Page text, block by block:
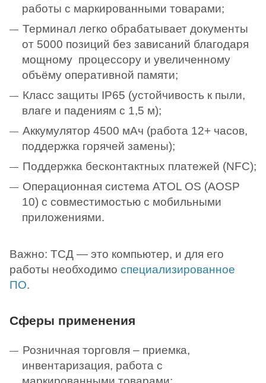
работы с маркированными товарами;
Терминал легко обрабатывает документы
от 5000 позиций без зависаний благодаря
мощному процессору и увеличенному
объёму оперативной памяти;
Класс защиты IP65 (устойчивость к пыли,
влаге и падениям с 1,5 м);
Аккумулятор 4500 мАч (работа 12+ часов,
поддержка горячей замены);
Поддержка бесконтактных платежей (NFC);
Операционная система ATOL OS (AOSP
10) с совместимостью с мобильными
приложениями.
Важно: ТСД — это компьютер, и для его
работы необходимо специализированное
ПО.
Сферы применения
Розничная торговля – приемка,
инвентаризация, работа с